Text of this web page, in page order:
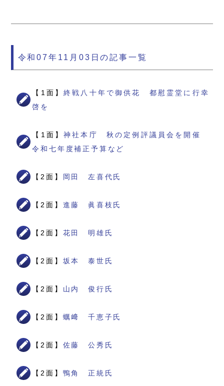
令和07年11月03日の記事一覧
【1面】終戦八十年で御供花 都慰霊堂に行幸
啓を
【1面】神社本庁 秋の定例評議員会を開催
令和七年度補正予算など
【2面】 岡田 左喜代氏
【2面】 進藤 眞喜枝氏
【2面】 花田 明雄氏
【2面】 坂本 泰世氏
【2面】 山内 俊行氏
【2面】 蠣﨑 千恵子氏
【2面】 佐藤 公秀氏
【2面】 鴨角 正統氏